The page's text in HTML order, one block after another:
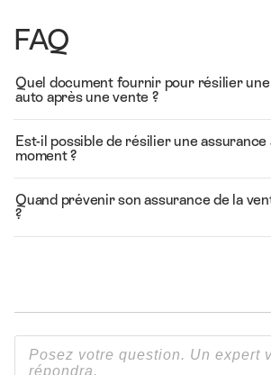
FAQ
Quel document fournir pour résilier
auto après une vente ?
Est-il possible de résilier une
moment ?
Quand prévenir son assurance de la
?